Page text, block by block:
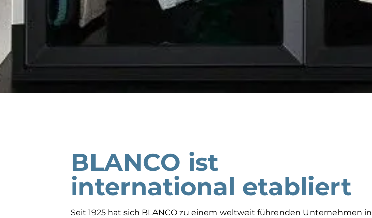
BLANCO ist
international etabliert
Seit 1925 hat sich BLANCO zu einem weltweit führenden Unternehmen in